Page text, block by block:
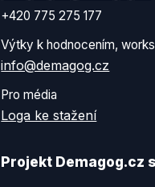
+420 775 275 177
Výtky k hodnocením,
info@demagog.cz
Pro média
Loga ke stažení
Projekt Demagog.cz